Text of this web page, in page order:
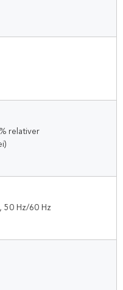
relativer
50 Hz/60 Hz